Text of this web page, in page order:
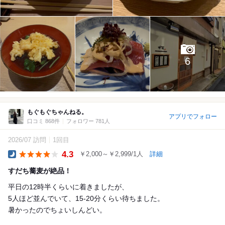
6
もぐもぐちゃんねる。
口コミ 868件 フォロワー 781人
アプリでフォロー
2026/07 訪問 1回目
4.3 ￥2,000～￥2,999/1人 詳細
すだち蕎麦が絶品！
平日の12時半くらいに着きましたが、
5人ほど並んでいて、15-20分くらい待ちました。
暑かったのでちょいしんどい。